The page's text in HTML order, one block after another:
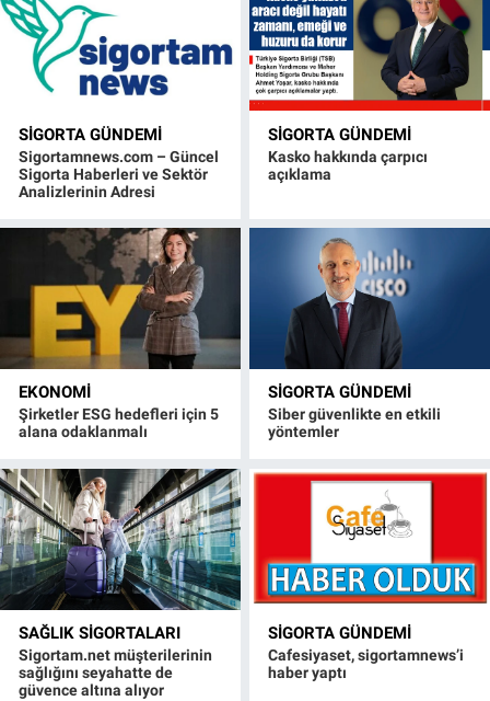
SIGORTA GÜNDEMI
Sigortamnews.com – Güncel
Sigorta Haberleri ve Sektör
Analizlerinin Adresi
SIGORTA GÜNDEMI
Kasko hakkında çarpıcı
açıklama
EKONOMI
Şirketler ESG hedefleri için 5
alana odaklanmalı
SIGORTA GÜNDEMI
Siber güvenlikte en etkili
yöntemler
SAĞLIK SIGORTALARI
Sigortam.net müşterilerinin
sağlığını seyahatte de
güvence altına alıyor
SIGORTA GÜNDEMI
Cafesiyaset, sigortamnews’i
haber yaptı